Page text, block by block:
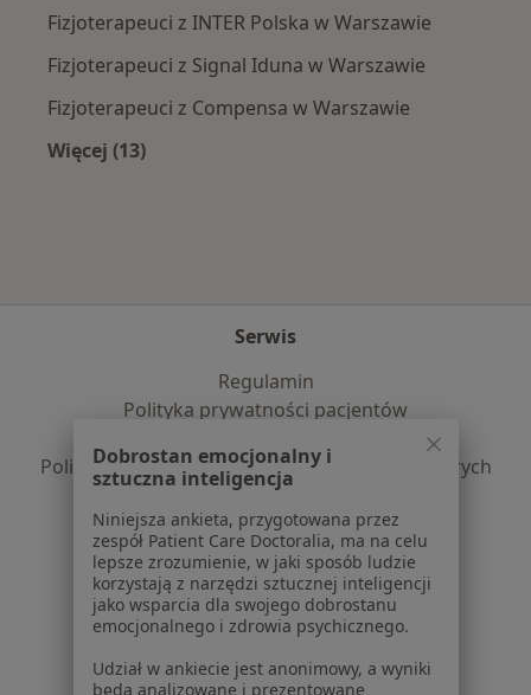
Fizjoterapeuci z INTER Polska w Warszawie
Fizjoterapeuci z Signal Iduna w Warszawie
Fizjoterapeuci z Compensa w Warszawie
Więcej (13)
Serwis
Regulamin
Polityka prywatności pacjentów
Polityka prywatności profesjonalistów
Polityka prywatności dla profesjonalistów, których
dane pozyskaliśmy samodzielnie
Polityka cookies
Jak działają wyniki wyszukiwania
Dostępność
O nas
Praca
Rekrutujemy!
Partnerzy
Dobrostan emocjonalny i
sztuczna inteligencja
Niniejsza ankieta, przygotowana przez
zespół Patient Care Doctoralia, ma na celu
lepsze zrozumienie, w jaki sposób ludzie
korzystają z narzędzi sztucznej inteligencji
jako wsparcia dla swojego dobrostanu
emocjonalnego i zdrowia psychicznego.
Udział w ankiecie jest anonimowy, a wyniki
będą analizowane i prezentowane